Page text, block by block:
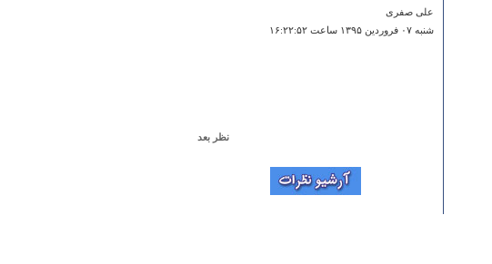
علی صفری
شنبه ۰۷ فروردين ۱۳۹۵ ساعت ۱۶:۲۲:۵۲
واقعا طبیعت اردل بکر و بی نظیره
نظر بعد